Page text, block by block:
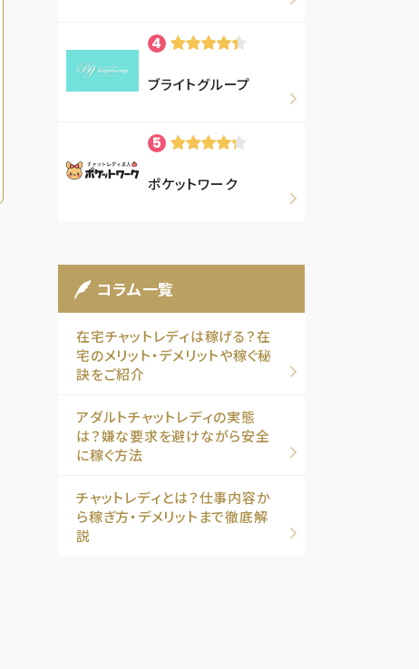
ブライトグループ
ポケットワーク
コラム一覧
在宅チャットレディは稼げる？在
宅のメリット・デメリットや稼ぐ秘
訣をご紹介
アダルトチャットレディの実態
は？嫌な要求を避けながら安全
に稼ぐ方法
チャットレディとは？仕事内容か
ら稼ぎ方・デメリットまで徹底解
説